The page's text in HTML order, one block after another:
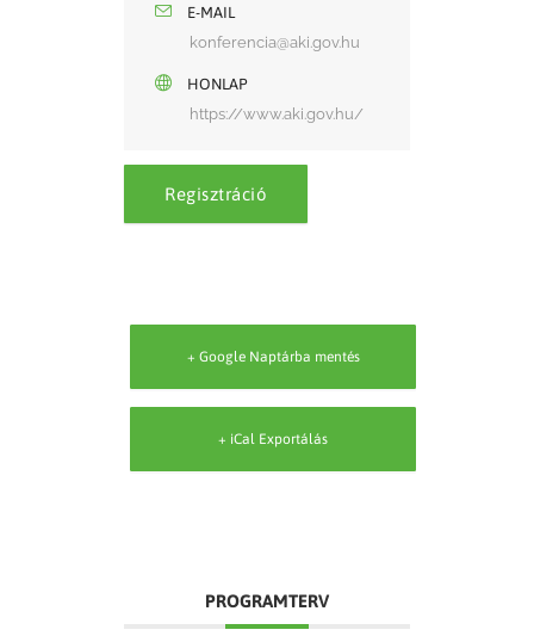
E-MAIL
konferencia@aki.gov.hu
HONLAP
https://www.aki.gov.hu/
Regisztráció
+ Google Naptárba mentés
+ iCal Exportálás
PROGRAMTERV